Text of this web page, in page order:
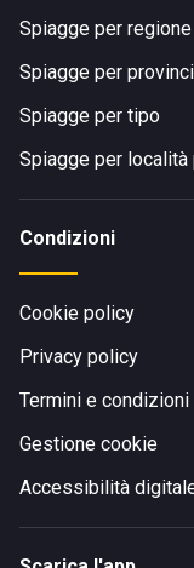
Spiagge per regione
Spiagge per
Spiagge per tipo
Spiagge per località
Condizioni
Cookie policy
Privacy policy
Termini e condizioni
Gestione cookie
Accessibilità